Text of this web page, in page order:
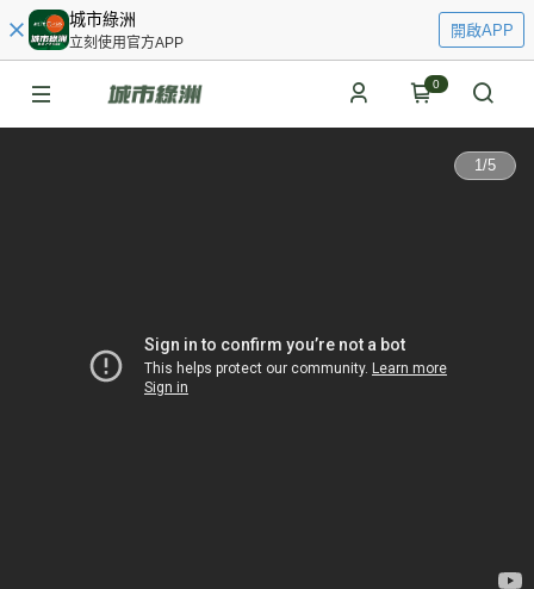
城市綠洲
立刻使用官方APP
開啟APP
0
1/5